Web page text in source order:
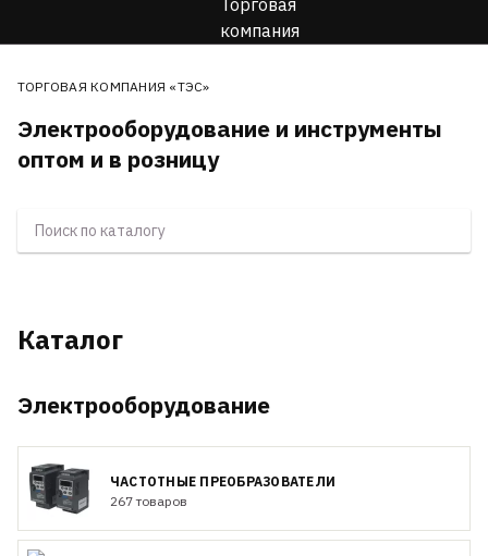
ТОРГОВАЯ КОМПАНИЯ «ТЭС»
Электрооборудование и инструменты
оптом и в розницу
Каталог
Электрооборудование
ЧАСТОТНЫЕ ПРЕОБРАЗОВАТЕЛИ
267 товаров